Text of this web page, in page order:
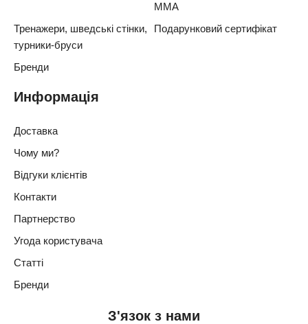
З'язок з нами
ММА
Тренажери, шведські стінки,
турники-бруси
Подарунковий сертифікат
Бренди
Информація
Доставка
Чому ми?
Відгуки клієнтів
Контакти
Партнерство
Угода користувача
Статті
Бренди